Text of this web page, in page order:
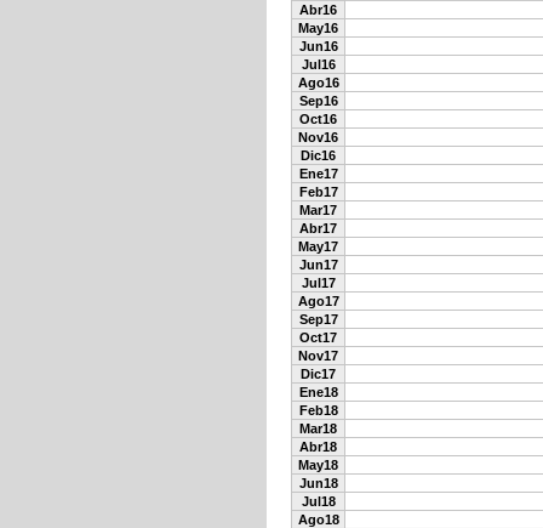
Abr16
May16
Jun16
Jul16
Ago16
Sep16
Oct16
Nov16
Dic16
Ene17
Feb17
Mar17
Abr17
May17
Jun17
Jul17
Ago17
Sep17
Oct17
Nov17
Dic17
Ene18
Feb18
Mar18
Abr18
May18
Jun18
Jul18
Ago18